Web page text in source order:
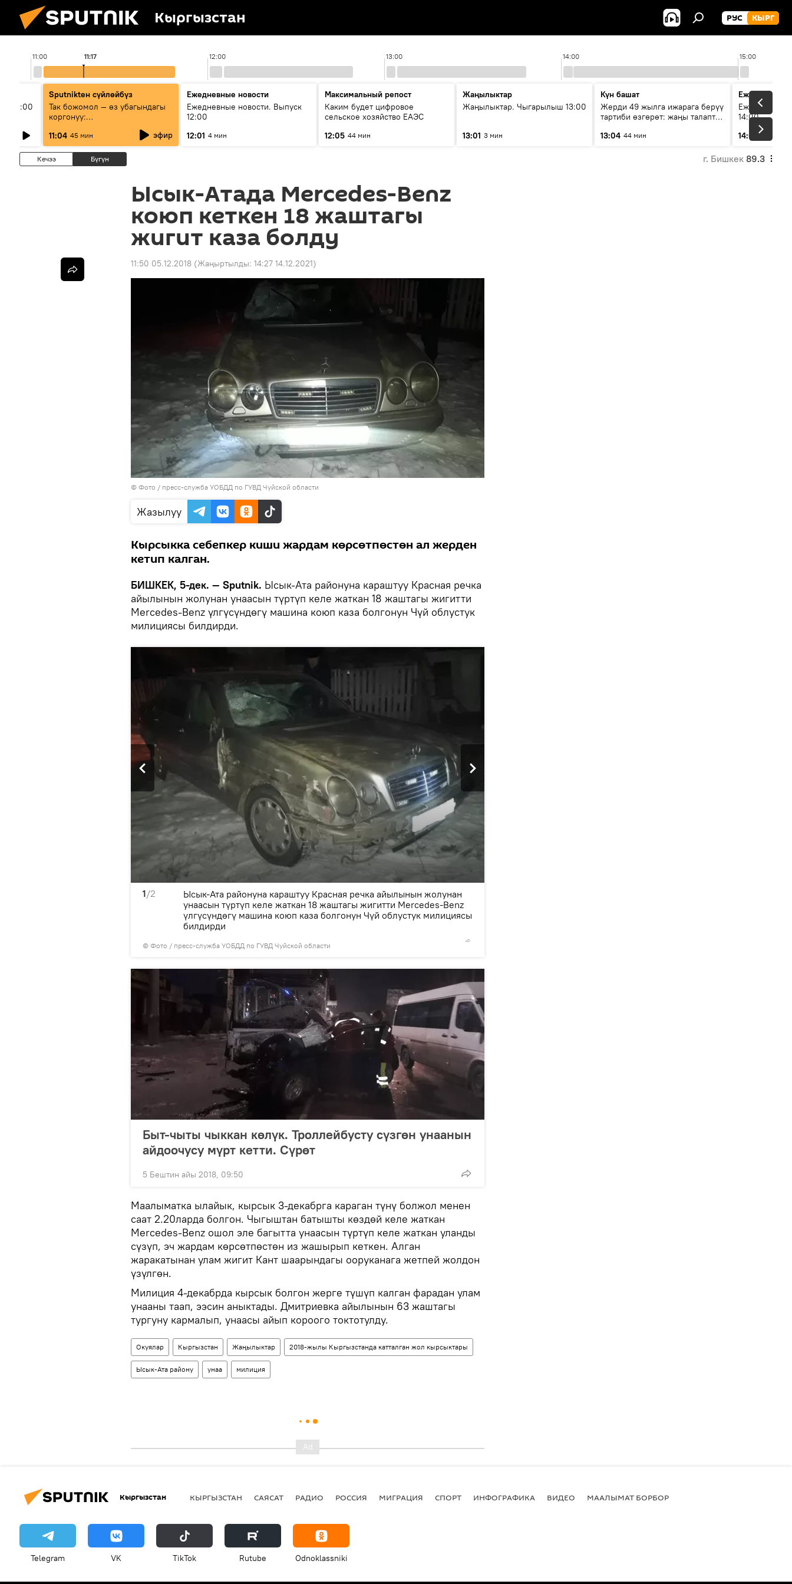
Кыргызстан РУС КЫРГ
11:00 12:00 13:00 14:00 15:00
11:17
11:00
Sputnikteн сүйлөйбүз
Так божомол — өз убагындагы
коргонуу:
гидрометеорологиялык кызмат
кантип өркүндөтүлүүдө
11:04 45 мин эфир
Ежедневные новости
Ежедневные новости. Выпуск
12:00
12:01 4 мин
Максимальный репост
Каким будет цифровое
сельское хозяйство ЕАЭС
12:05 44 мин
Жаңылыктар
Жаңылыктар. Чыгарылыш 13:00
13:01 3 мин
Күн башат
Жерди 49 жылга ижарага берүү
тартиби өзгөрөт: жаңы талаптар
13:04 44 мин
Ежедневные
Ежедневные
14:00
14:01
3 мин
Кечээ Бүгүн г. Бишкек 89.3
Ысык-Атада Mercedes-Benz
коюп кеткен 18 жаштагы
жигит каза болду
11:50 05.12.2018 (Жаңыртылды: 14:27 14.12.2021)
© Фото / пресс-служба УОБДД по ГУВД Чуйской области
Жазылуу
Кырсыкка себепкер киши жардам көрсөтпөстөн ал жерден
кетип калган.
БИШКЕК, 5-дек. — Sputnik. Ысык-Ата районуна караштуу Красная речка
айылынын жолунан унаасын түртүп келе жаткан 18 жаштагы жигитти
Mercedes-Benz үлгүсүндөгү машина коюп каза болгонун Чүй облустук
милициясы билдирди.
1/2
© Фото / пресс-служба УОБДД по ГУВД Чуйской области
Ысык-Ата районуна караштуу Красная речка айылынын жолунан
унаасын түртүп келе жаткан 18 жаштагы жигитти Mercedes-Benz
үлгүсүндөгү машина коюп каза болгонун Чүй облустук милициясы
билдирди
Быт-чыты чыккан көлүк. Троллейбусту сүзгөн унаанын
айдоочусу мүрт кетти. Сүрөт
5 Бештин айы 2018, 09:50
Маалыматка ылайык, кырсык 3-декабрга караган түнү болжол менен
саат 2.20ларда болгон. Чыгыштан батышты көздөй келе жаткан
Mercedes-Benz ошол эле багытта унаасын түртүп келе жаткан уланды
сүзүп, эч жардам көрсөтпөстөн из жашырып кеткен. Алган
жаракатынан улам жигит Кант шаарындагы ооруканага жетпей жолдон
үзүлгөн.
Милиция 4-декабрда кырсык болгон жерге түшүп калган фарадан улам
унааны таап, ээсин аныктады. Дмитриевка айылынын 63 жаштагы
тургуну кармалып, унаасы айып короого токтотулду.
Окуялар Кыргызстан Жаңылыктар 2018-жылы Кыргызстанда катталган жол кырсыктары
Ысык-Ата району унаа милиция
Кыргызстан КЫРГЫЗСТАН САЯСАТ РАДИО РОССИЯ МИГРАЦИЯ СПОРТ ИНФОГРАФИКА ВИДЕО МААЛЫМАТ БОРБОР
Telegram VK ТikТоk Rutube Odnoklassniki